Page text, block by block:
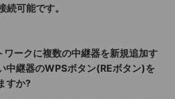
可能です。
ークに複数の中継器を新規追加す
中継器のWPSボタン(REボタン)を
すか?